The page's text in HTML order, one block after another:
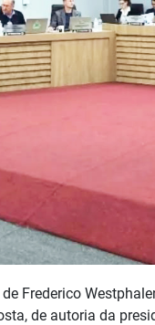
Frederico
de autoria da